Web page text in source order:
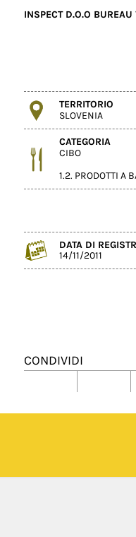
INSPECT D.O.O BUREAU
TERRITORIO
SLOVENIA
CATEGORIA
CIBO
1.2. PRODOTTI A
DATA DI
14/11/2011
CONDIVIDI